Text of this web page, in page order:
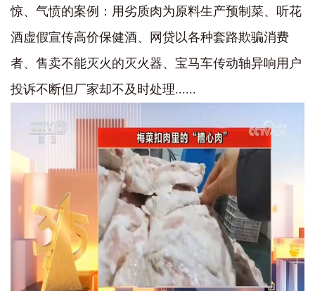
惊、气愤的案例：用劣质肉为原料生产预制菜、听花
酒虚假宣传高价保健酒、网贷以各种套路欺骗消费
者、售卖不能灭火的灭火器、宝马车传动轴异响用户
投诉不断但厂家却不及时处理......